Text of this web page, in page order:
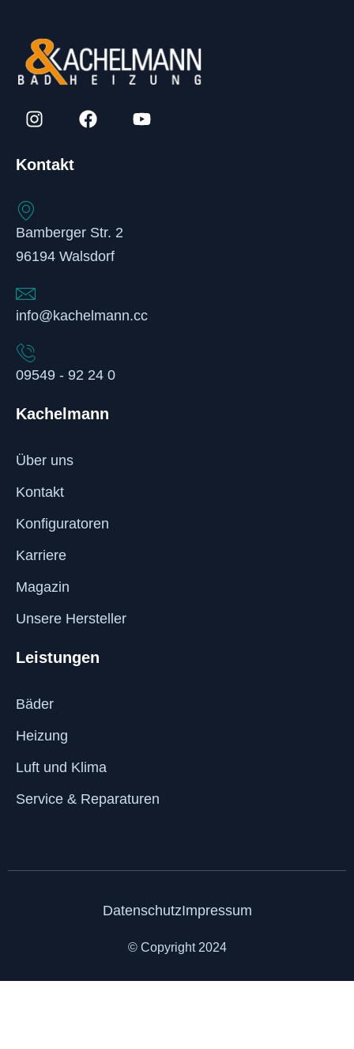
Kontakt
Bamberger Str. 2
96194 Walsdorf
info@kachelmann.cc
09549 - 92 24 0
Kachelmann
Über uns
Kontakt
Konfiguratoren
Karriere
Magazin
Unsere Hersteller
Leistungen
Bäder
Heizung
Luft und Klima
Service & Reparaturen
DatenschutzImpressum
© Copyright 2024